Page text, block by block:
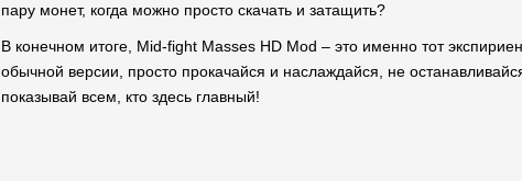
пару монет, когда можно просто скачать и затащить?
В конечном итоге, Mid-fight Masses HD Mod – это именно тот
обычной версии, просто прокачайся и наслаждайся, не
показывай всем, кто здесь главный!